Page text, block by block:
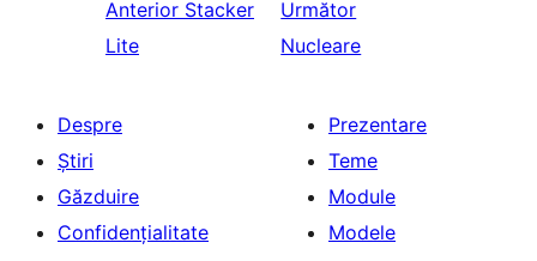
Anterior Stacker
Lite
Următor
Nucleare
Despre
Știri
Găzduire
Confidențialitate
Prezentare
Teme
Module
Modele